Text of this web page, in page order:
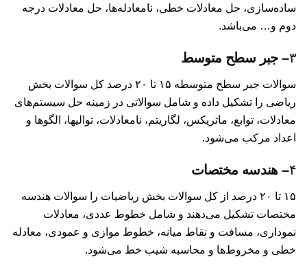
ساده‌سازی، حل معادلات خطی، نامعادله‌ها، حل معادلات درجه
دوم و… می‌باشد.
۳– جبر سطح متوسط
سوالات جبر سطح متوسطه ۱۵ تا ۲۰ درصد کل سوالات بخش
ریاضی را تشکیل داده و شامل سوالاتی در زمینه حل سیستم‌های
معادلات، توابع، ماتریکس، لگاریتم، نامعادلات، توالیها، الگوها و
اعداد مرکب می‌شود.
۴– هندسه مختصات
۱۵ تا ۲۰ درصد از کل سوالات بخش ریاضیات را سوالات هندسه
مختصات تشکیل می‌دهند و شامل خطوط عددی، معادلات
نموداری، مسافت و نقاط میانه، خطوط موازی و عمودی، معادله
خطی و مخروط‌ها و محاسبه شیب خط می‌شود.